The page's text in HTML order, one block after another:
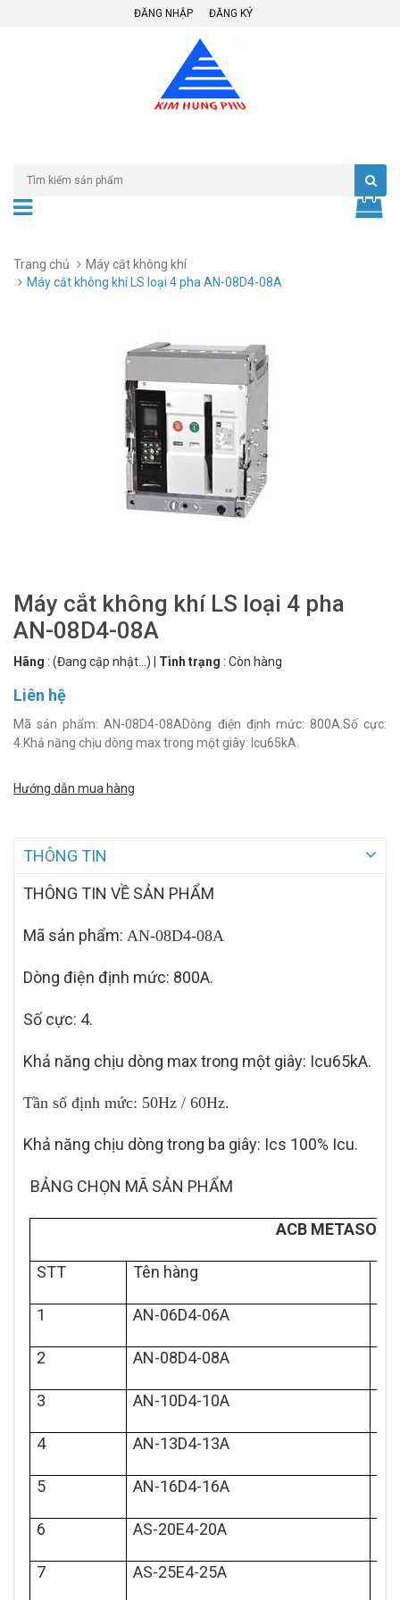
ĐĂNG NHẬP ĐĂNG KÝ
Trang chủ
Máy cắt không khí
Máy cắt không khí LS loại 4 pha AN-08D4-08A
Máy cắt không khí LS loại 4 pha
AN-08D4-08A
Hãng : (Đang cập nhật...) Tình trạng : Còn hàng
Liên hệ
Mã sản phẩm: AN-08D4-08ADòng điện định mức: 800A.Số cực:
4.Khả năng chịu dòng max trong một giây: Icu65kA.
Hướng dẫn mua hàng
THÔNG TIN
THÔNG TIN VỀ SẢN PHẨM
Mã sản phẩm: AN-08D4-08A
Dòng điện định mức: 800A.
Số cực: 4.
Khả năng chịu dòng max trong một giây: Icu65kA.
Tần số định mức: 50Hz / 60Hz.
Khả năng chịu dòng trong ba giây: Ics 100% Icu.
BẢNG CHỌN MÃ SẢN PHẨM
ACB METASOL
STT Tên hàng
1 AN-06D4-06A
2 AN-08D4-08A
3 AN-10D4-10A
4 AN-13D4-13A
5 AN-16D4-16A
6 AS-20E4-20A
7 AS-25E4-25A